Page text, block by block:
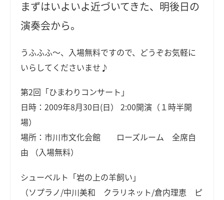
まずはいよいよ近づいてきた、明後日の
演奏会から。
うふふふ～、入場無料ですので、どうぞお気軽に
いらしてくださいませ♪
第2回「ひまわりコンサート」
日時：2009年8月30日(日） 2:00開演（１時半開
場）
場所：市川市文化会館 ローズルーム 全席自
由 （入場無料）
シューベルト「岩の上の羊飼い」
（ソプラノ/中川美和 クラリネット/倉内理恵 ピ